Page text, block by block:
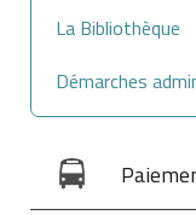
La Bibliothèque
Démarches